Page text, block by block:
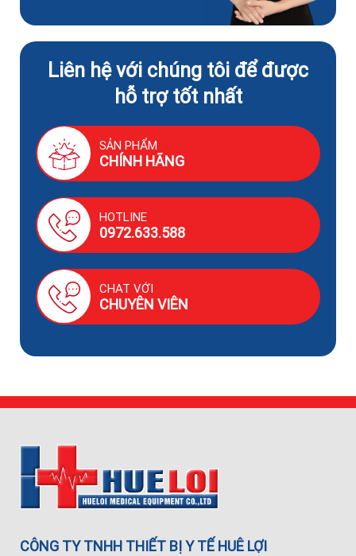
Liên hệ với chúng tôi để được
hỗ trợ tốt nhất
SẢN PHẨM
CHÍNH HÃNG
HOTLINE
0972.633.588
CHAT VỚI
CHUYÊN VIÊN
CÔNG TY TNHH THIẾT BỊ Y TẾ HUÊ LỢI